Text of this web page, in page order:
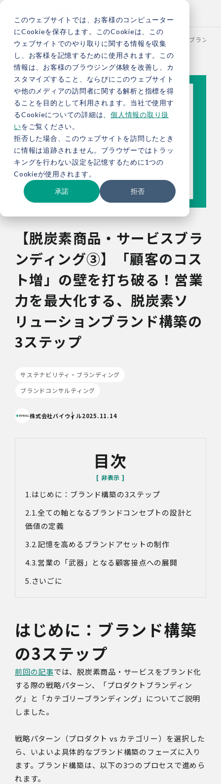
このウェブサイトでは、お客様のコンピューター
にCookieを保存します。このCookieは、この
ウェブサイトでのやり取りに関する情報を収集
し、お客様を記憶するために使用されます。この
情報は、お客様のブラウジング体験を改善し、カ
スタマイズすること、ならびにこのウェブサイト
や他のメディアの訪問者に関する解析と指標を得
ることを目的として利用されます。当社で使用す
るCookieについての詳細は、 個人情報の取り扱
いをご覧ください。
拒否した場合、このウェブサイトを訪問したとき
に情報は追跡されません。ブラウザーではトラッ
キングを行わない設定を記憶するために1つの
Cookieが使用されます。
承諾 拒否
TOP お役立ち情報 ブログ 【脱炭素商品・サービスブラン
【脱炭素商品・サービスブラ
ンディング③】「顧客のコス
ト増」の壁を打ち破る！営業
力を最大化する、脱炭素ソ
リューションブランド構築の
3ステップ
サステナビリティ・ブランディング
ブランドコンサルティング
株式会社バイウィル2025.11.14
目次
はじめに： ブランド構築の3ステップ
1.全ての軸となるブランドコンセプトの設計と
価値の定義
2.記憶を高めるブランドアセットの制作
3.営業の「武器」となる顧客接点への展開
さいごに
はじめに： ブランド構築
の3ステップ
前回の記事では、脱炭素商品・サービスをブランド化
する際の戦略パターン、「プロダクトブランディン
グ」と「カテゴリーブランディング」についてご説明
しました。
戦略パターン（プロダクト vs カテゴリー）を選択した
ら、いよいよ具体的なブランド構築のフェーズに入り
ます。ブランド構築は、以下の3つのプロセスで進めら
れます。